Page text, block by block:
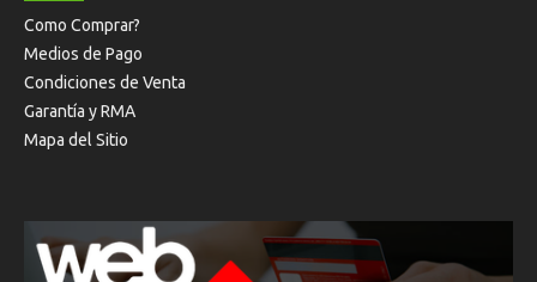
Como Comprar?
Medios de Pago
Condiciones de Venta
Garantía y RMA
Mapa del Sitio